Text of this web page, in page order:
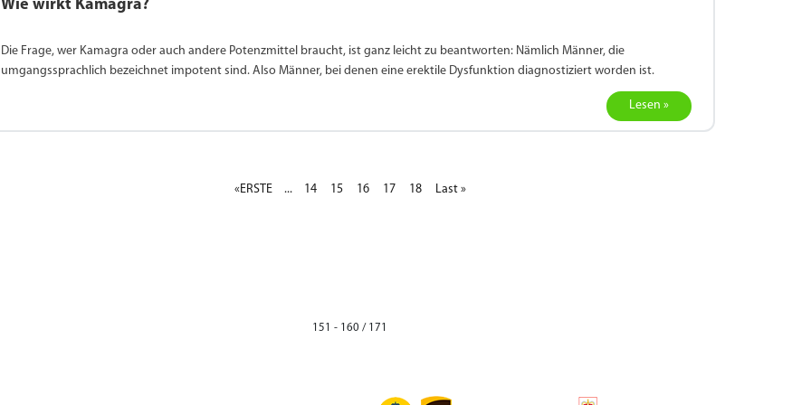
Wie wirkt Kamagra?
Die Frage, wer Kamagra oder auch andere Potenzmittel braucht, ist ganz leicht zu beantworten: Nämlich Männer, die
umgangssprachlich bezeichnet impotent sind. Also Männer, bei denen eine erektile Dysfunktion diagnostiziert worden ist.
Lesen »
«ERSTE ... 14 15 16 17 18 Last »
151 - 160 / 171